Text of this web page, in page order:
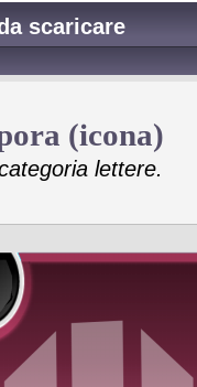
scaricare
(icona)
lettere.